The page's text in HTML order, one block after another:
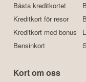
Bästa kreditkortet
Kreditkort för resor
Kreditkort med bonus
Bensinkort
Kort om oss